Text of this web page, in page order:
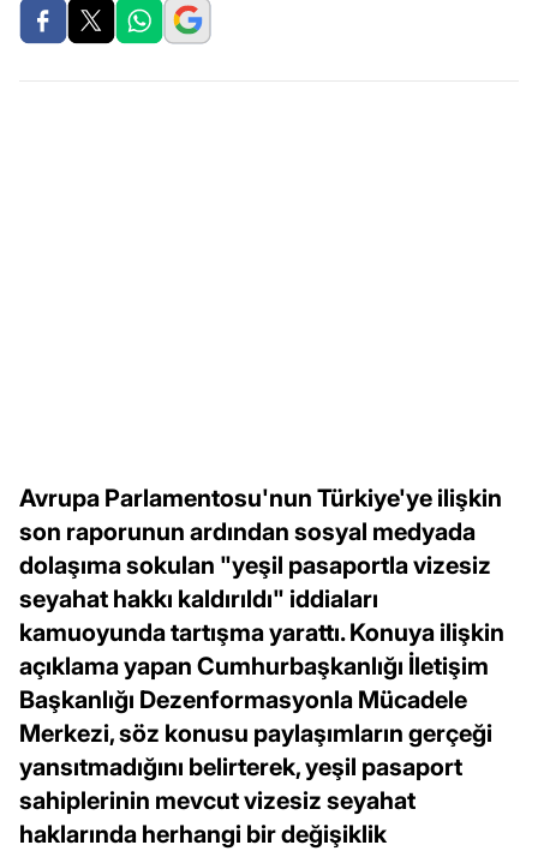
Avrupa Parlamentosu'nun Türkiye'ye ilişkin
son raporunun ardından sosyal medyada
dolaşıma sokulan "yeşil pasaportla vizesiz
seyahat hakkı kaldırıldı" iddiaları
kamuoyunda tartışma yarattı. Konuya ilişkin
açıklama yapan Cumhurbaşkanlığı İletişim
Başkanlığı Dezenformasyonla Mücadele
Merkezi, söz konusu paylaşımların gerçeği
yansıtmadığını belirterek, yeşil pasaport
sahiplerinin mevcut vizesiz seyahat
haklarında herhangi bir değişiklik